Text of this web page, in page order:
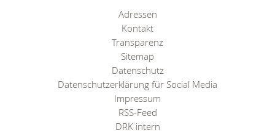
Adressen
Kontakt
Transparenz
Sitemap
Datenschutz
Datenschutzerklärung für Social Media
Impressum
RSS-Feed
DRK intern